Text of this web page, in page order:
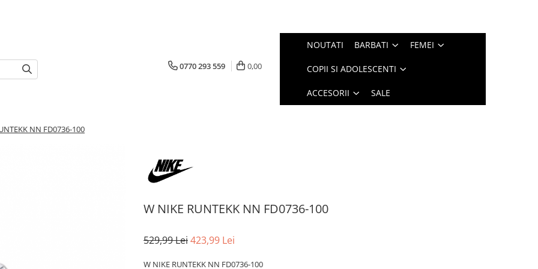
0770 293 559 0,00
NOUTATI BARBATI FEMEI
COPII SI ADOLESCENTI
ACCESORII SALE
NN FD0736-100
W NIKE RUNTEKK NN FD0736-100
529,99 Lei423,99 Lei
W NIKE RUNTEKK NN FD0736-100